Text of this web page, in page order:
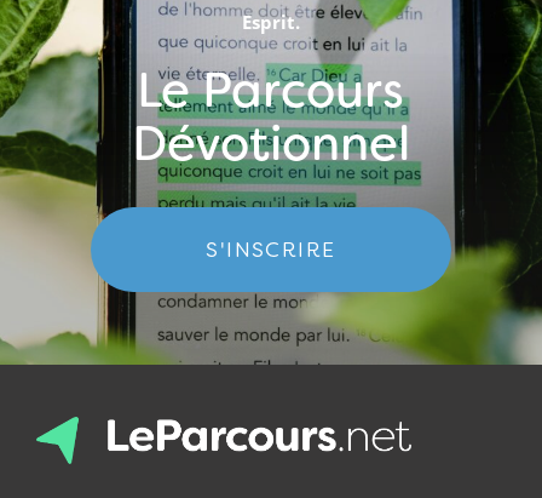
Esprit.
Le Parcours
Dévotionnel
S'INSCRIRE